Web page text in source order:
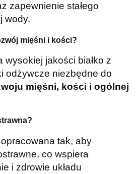
zapewnienie stałego
wody.
mięśni i kości?
wysokiej jakości białko z
odżywcze niezbędne do
mięśni, kości i ogólnej
tak, aby
co wspiera
i zdrowie układu